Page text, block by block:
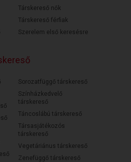
Társkereső nők
Társkereső férfiak
Szerelem első keresésre
Sorozatfüggő társkereső
Színházkedvelő
társkereső
Táncoslábú társkereső
Társasjátékozós
társkereső
Vegetáriánus társkereső
Zenefüggő társkereső